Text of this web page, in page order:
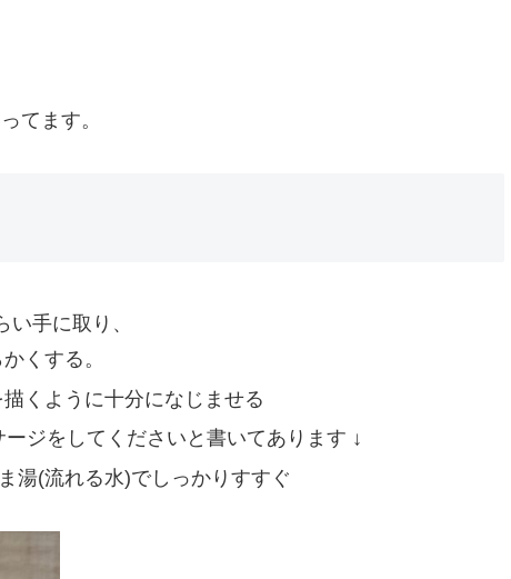
てます。
手に取り、
くする。
くように十分になじませる
ジをしてくださいと書いてあります ↓
湯(流れる水)でしっかりすすぐ